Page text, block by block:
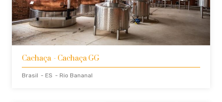
Cachaça - Cachaça GG
Brasil - ES - Rio Bananal